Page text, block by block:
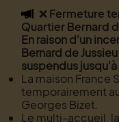
Flash info
❌ Fermeture
Quartier Bernard
En raison d'un
Bernard de
suspendus
La maison France
temporairement
Georges Bizet.
Le multi-accueil,
Menu
Recherche
Page de contact
Contenu